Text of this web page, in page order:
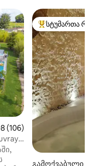
შეფასებაა 5‑დან
(106)
სტუმართა
სტუმართა
გამოქვაბული